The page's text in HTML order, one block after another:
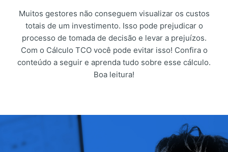
Muitos gestores não conseguem visualizar os custos
totais de um investimento. Isso pode prejudicar o
processo de tomada de decisão e levar a prejuízos.
Com o Cálculo TCO você pode evitar isso! Confira o
conteúdo a seguir e aprenda tudo sobre esse cálculo.
Boa leitura!